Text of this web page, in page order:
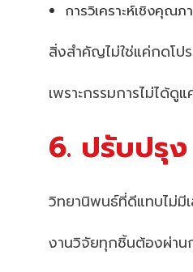
การวิเคราะห์เชิงคุณ
สิ่งสำคัญไม่ใช่แค่กดโปร
เพราะกรรมการไม่ได้
6. ปรับปรุ
วิทยานิพนธ์ที่ดีแทบไม่มีเ
งานวิจัยทุกชิ้นต้องผ่าน